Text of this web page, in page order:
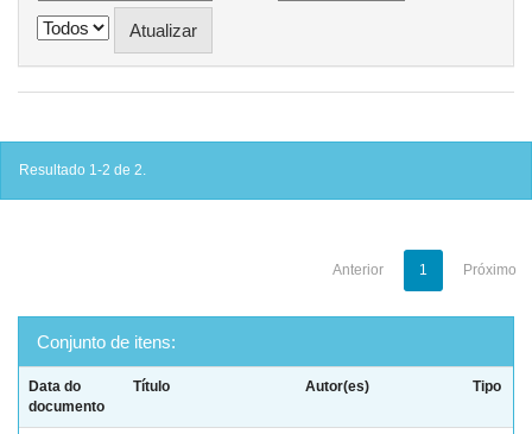
Resultado 1-2 de 2.
Anterior 1 Próximo
Conjunto de itens:
Data do
documento
Título Autor(es) Tipo